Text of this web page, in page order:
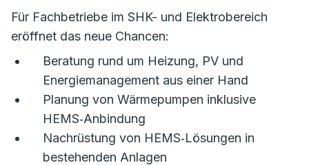
Für Fachbetriebe im SHK- und Elektrobereich
eröffnet das neue Chancen:
Beratung rund um Heizung, PV und
Energiemanagement aus einer Hand
Planung von Wärmepumpen inklusive
HEMS‑Anbindung
Nachrüstung von HEMS‑Lösungen in
bestehenden Anlagen